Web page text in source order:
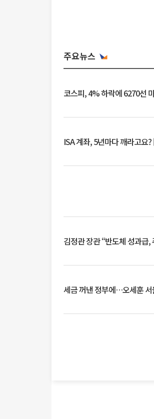
주요뉴스
코스피, 4% 하락에 6270선
ISA 계좌, 5년마다 깨라고요
김정관 장관 “반도체 성과급
세금 꺼낸 정부에…오세훈